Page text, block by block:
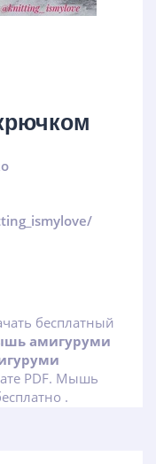
бесплатный
амигуруми
PDF. Мышь
.